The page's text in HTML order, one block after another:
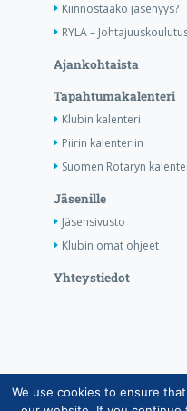
Kiinnostaako jäsenyys?
RYLA –
Ajankohtaista
Tapahtumakalenteri
Klubin kalenteri
Piirin kalenteriin
Suomen Rotaryn
Jäsenille
Jäsensivusto
Klubin omat ohjeet
Yhteystiedot
Copyright ©
We use cookies to ensure